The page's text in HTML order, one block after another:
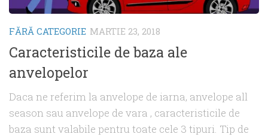
FĂRĂ CATEGORIE MARTIE 23, 2018
Caracteristicile de baza ale
anvelopelor
Daca ne referim la anvelope de iarna, anvelope all
season sau anvelope de vara , caracteristicile de
baza sunt valabile pentru toate cele 3 tipuri. Tip de